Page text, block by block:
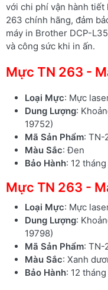
với chi phí vận hành tiết
263 chính hãng, đảm
máy in Brother DCP-
và công sức khi in ấn.
Mực TN 263 -
Loại Mực: Mực
Dung Lượng:
19752)
Mã Sản Phẩm: TN-
Màu Sắc: Đen
Bảo Hành: 12 tháng
Mực TN 263 -
Loại Mực: Mực
Dung Lượng:
19798)
Mã Sản Phẩm: TN-
Màu Sắc: Xanh
Bảo Hành: 12 tháng